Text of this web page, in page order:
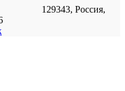
129343, Россия,